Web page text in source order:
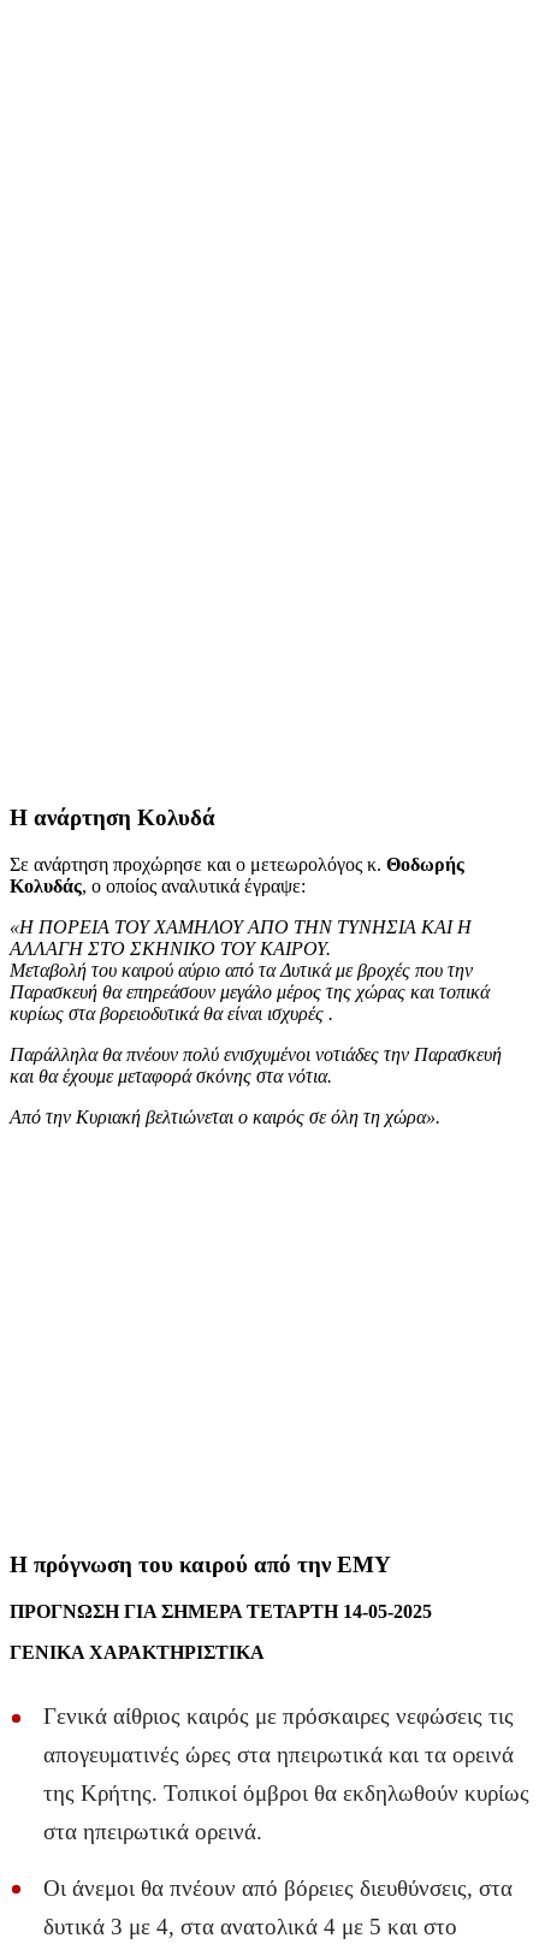
Η ανάρτηση Κολυδά
Σε ανάρτηση προχώρησε και ο μετεωρολόγος κ. Θοδωρής
Κολυδάς, ο οποίος αναλυτικά έγραψε:
«Η ΠΟΡΕΙΑ ΤΟΥ ΧΑΜΗΛΟΥ ΑΠΟ ΤΗΝ ΤΥΝΗΣΙΑ ΚΑΙ Η
ΑΛΛΑΓΗ ΣΤΟ ΣΚΗΝΙΚΟ ΤΟΥ ΚΑΙΡΟΥ.
Μεταβολή του καιρού αύριο από τα Δυτικά με βροχές που την
Παρασκευή θα επηρεάσουν μεγάλο μέρος της χώρας και τοπικά
κυρίως στα βορειοδυτικά θα είναι ισχυρές .
Παράλληλα θα πνέουν πολύ ενισχυμένοι νοτιάδες την Παρασκευή
και θα έχουμε μεταφορά σκόνης στα νότια.
Από την Κυριακή βελτιώνεται ο καιρός σε όλη τη χώρα».
Η πρόγνωση του καιρού από την ΕΜΥ
ΠΡΟΓΝΩΣΗ ΓΙΑ ΣΗΜΕΡΑ ΤΕΤΑΡΤΗ 14-05-2025
ΓΕΝΙΚΑ ΧΑΡΑΚΤΗΡΙΣΤΙΚΑ
Γενικά αίθριος καιρός με πρόσκαιρες νεφώσεις τις
απογευματινές ώρες στα ηπειρωτικά και τα ορεινά
της Κρήτης. Τοπικοί όμβροι θα εκδηλωθούν κυρίως
στα ηπειρωτικά ορεινά.
Οι άνεμοι θα πνέουν από βόρειες διευθύνσεις, στα
δυτικά 3 με 4, στα ανατολικά 4 με 5 και στο